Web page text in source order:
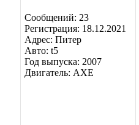
Сообщений: 23
Регистрация: 18.12.2021
Адрес: Питер
Авто: t5
Год выпуска: 2007
Двигатель: AXE